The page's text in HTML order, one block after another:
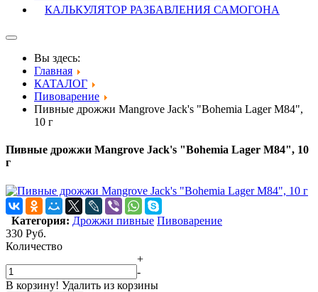
КАЛЬКУЛЯТОР РАЗБАВЛЕНИЯ САМОГОНА
Вы здесь:
Главная
КАТАЛОГ
Пивоварение
Пивные дрожжи Mangrove Jack's "Bohemia Lager M84",
10 г
Пивные дрожжи Mangrove Jack's "Bohemia Lager M84", 10
г
Категория: Дрожжи пивные Пивоварение
330 Руб.
Количество
+
-
В корзину! Удалить из корзины